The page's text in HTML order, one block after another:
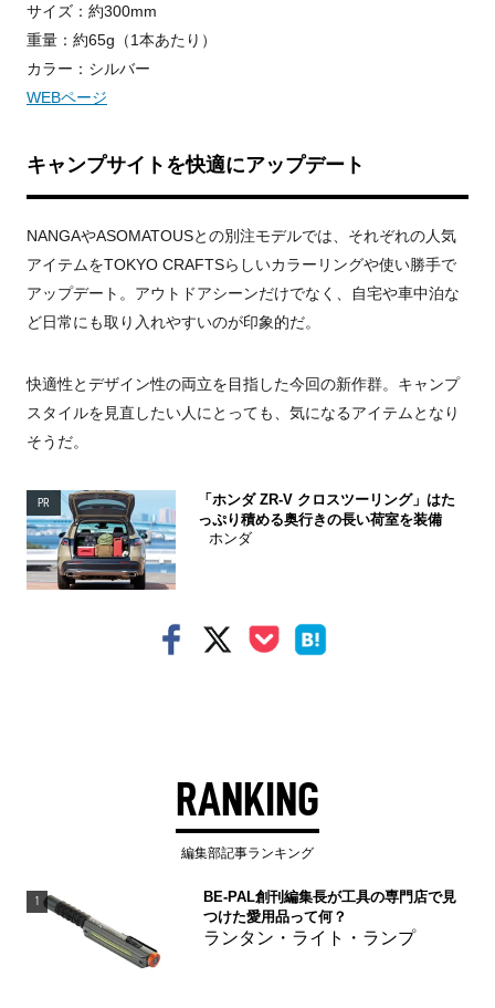
サイズ：約300mm
重量：約65g（1本あたり）
カラー：シルバー
WEBページ
キャンプサイトを快適にアップデート
NANGAやASOMATOUSとの別注モデルでは、それぞれの人気
アイテムをTOKYO CRAFTSらしいカラーリングや使い勝手で
アップデート。アウトドアシーンだけでなく、自宅や車中泊な
ど日常にも取り入れやすいのが印象的だ。
快適性とデザイン性の両立を目指した今回の新作群。キャンプ
スタイルを見直したい人にとっても、気になるアイテムとなり
そうだ。
PR
「ホンダ ZR-V クロスツーリング」はた
っぷり積める奥行きの長い荷室を装備
ホンダ
RANKING
編集部記事ランキング
1
BE-PAL創刊編集長が工具の専門店で見
つけた愛用品って何？
ランタン・ライト・ランプ